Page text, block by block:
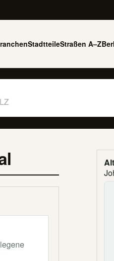
StadtteileStraßen A–Z